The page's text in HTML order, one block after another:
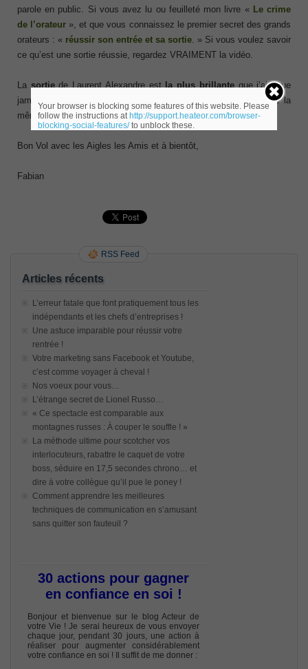
parole en public. Si vous avez lu ou feuilleté mon livre « Le crime
de l’orateur », et que vous connaissez le premier secret des grands
orateurs : « réussir son entrée et sa sortie . » Si vous voulez savoir
ce qu’est une sortie réussie, regardez VRAIMENT la vidéo.
La sortiede Laurent Alexandre est la plus brillanteque j’aie vue
jamais. La plus forte. Et plus jamais vous ne verrez le réel de la
même façon.
Bon Vol avec les Aigles les Amis et à bientôt,
Fabian
RSS Feed
Articles récents
L’erreur fatale que font pratiquement tous les
indépendants et les chefs d’entreprises !
Une astuce imparable pour réussir votre
rentrée !
Votre marketing sans Facebook et Youtube,
c’est comme voyager à cheval !
Nos voeux pour vous…
L’étrange secret de Lionel Russo…
« Ce spectacle est comparable aux
montagnes russes : À couper le souffle ! »
La méthode ultime pour scotcher vos
interlocuteurs, rabattre le caquet de votre
boss, séduire en 17,5 secondes chrono… et
dire à votre collègue qu’il pue le poney !
Comment apprendre les meilleures
techniques de communication en s’amusant
sans quitter son fauteuil ?
30 actions pour gagner
en confiance en soi !
Bonjour et bienvenue sur le blog Acteur de
votre Vie ! Je serai heureux de vous envoyer
chaque jour, pendant 30 jours, une action à
réaliser pour augmenter considérablement
votre confiance en soi ! Il suffit de me donner :
Your browser is blocking some features of this website. Please
follow the instructions at http://support.heateor.com/browser-
blocking-social-features/to unblock these.